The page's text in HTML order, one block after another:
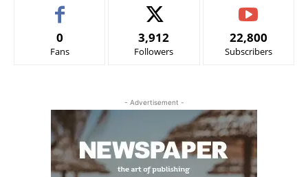
0
Fans
3,912
Followers
22,800
Subscribers
- Advertisement -